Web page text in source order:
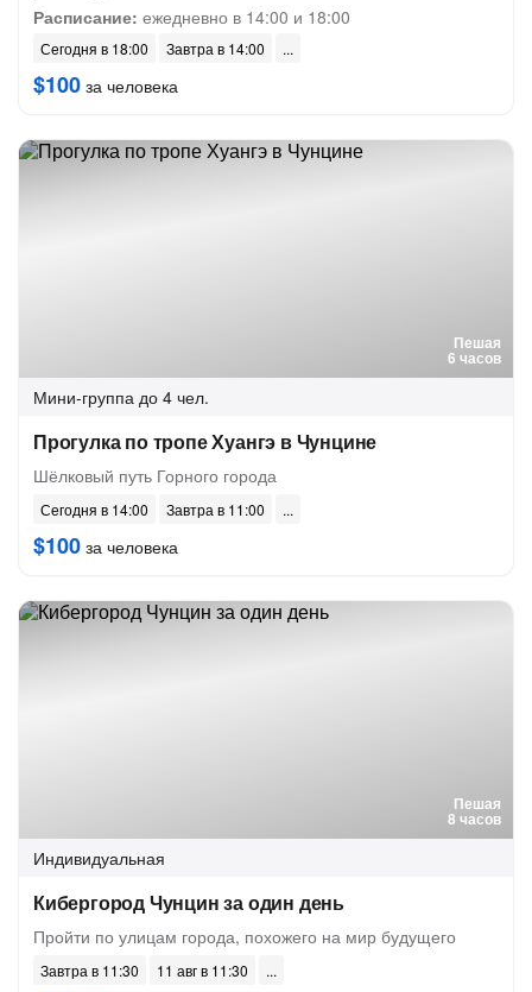
Расписание: ежедневно в 14:00 и 18:00
Сегодня в 18:00 Завтра в 14:00
$100 за человека
Пешая
6 часов
Мини-группа до 4 чел.
Прогулка по тропе Хуангэ в Чунцине
Шёлковый путь Горного города
Сегодня в 14:00 Завтра в 11:00
$100 за человека
Пешая
8 часов
Индивидуальная
Кибергород Чунцин за один день
Пройти по улицам города, похожего на мир будущего
Завтра в 11:30
11 авг в 11:30